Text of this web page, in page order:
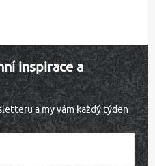
inspirace a
a my vám každý týden